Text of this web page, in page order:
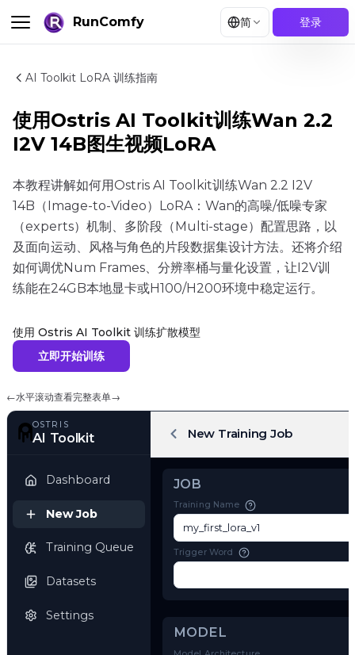
RunComfy 简 登录
AI Toolkit LoRA 训练指南
使用Ostris AI Toolkit训练Wan 2.2
I2V 14B图生视频LoRA
本教程讲解如何用Ostris AI Toolkit训练Wan 2.2 I2V
14B（Image-to-Video）LoRA：Wan的高噪/低噪专家
（experts）机制、多阶段（Multi-stage）配置思路，以
及面向运动、风格与角色的片段数据集设计方法。还将介绍
如何调优Num Frames、分辨率桶与量化设置，让I2V训
练能在24GB本地显卡或H100/H200环境中稳定运行。
使用 Ostris AI Toolkit 训练扩散模型
立即开始训练
←水平滚动查看完整表单→
AI Toolkit
Training Queue
JOB
Training Name